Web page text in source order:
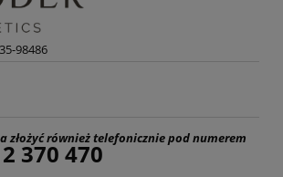
98486
złożyć również telefonicznie pod numerem
370 470